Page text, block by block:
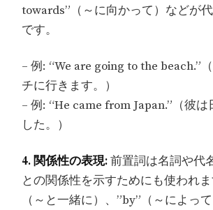
towards”（～に向かって）などが
です。
– 例: “We are going to the beach.”
チに行きます。）
– 例: “He came from Japan.”（彼は
した。）
4. 関係性の表現:前置詞は名詞や代
との関係性を示すためにも使われ
（～と一緒に）、”by”（～によっ